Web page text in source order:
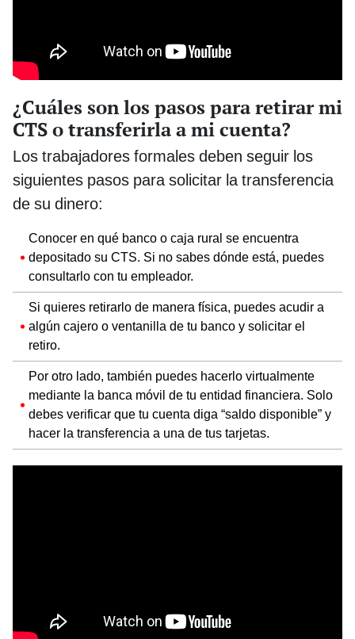
¿Cuáles son los pasos para retirar mi
CTS o transferirla a mi cuenta?
Los trabajadores formales deben seguir los
siguientes pasos para solicitar la transferencia
de su dinero:
Conocer en qué banco o caja rural se encuentra
depositado su CTS. Si no sabes dónde está, puedes
consultarlo con tu empleador.
Si quieres retirarlo de manera física, puedes acudir a
algún cajero o ventanilla de tu banco y solicitar el
retiro.
Por otro lado, también puedes hacerlo virtualmente
mediante la banca móvil de tu entidad financiera. Solo
debes verificar que tu cuenta diga “saldo disponible” y
hacer la transferencia a una de tus tarjetas.